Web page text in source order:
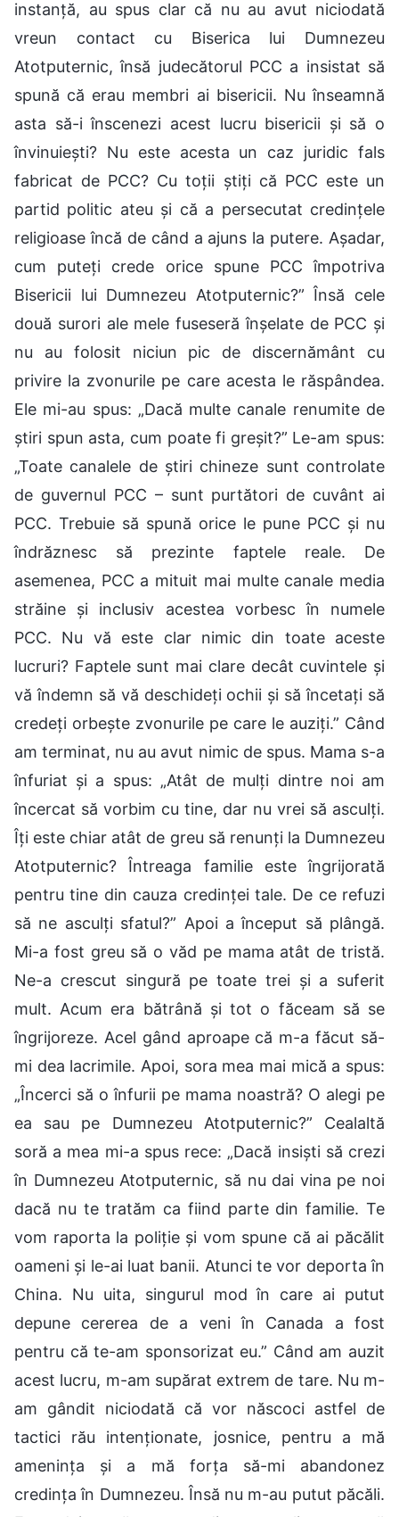
instanță, au spus clar că nu au avut niciodată
vreun contact cu Biserica lui Dumnezeu
Atotputernic, însă judecătorul PCC a insistat să
spună că erau membri ai bisericii. Nu înseamnă
asta să-i înscenezi acest lucru bisericii și să o
învinuiești? Nu este acesta un caz juridic fals
fabricat de PCC? Cu toții știți că PCC este un
partid politic ateu și că a persecutat credințele
religioase încă de când a ajuns la putere. Așadar,
cum puteți crede orice spune PCC împotriva
Bisericii lui Dumnezeu Atotputernic?” Însă cele
două surori ale mele fuseseră înșelate de PCC și
nu au folosit niciun pic de discernământ cu
privire la zvonurile pe care acesta le răspândea.
Ele mi-au spus: „Dacă multe canale renumite de
știri spun asta, cum poate fi greșit?” Le-am spus:
„Toate canalele de știri chineze sunt controlate
de guvernul PCC – sunt purtători de cuvânt ai
PCC. Trebuie să spună orice le pune PCC și nu
îndrăznesc să prezinte faptele reale. De
asemenea, PCC a mituit mai multe canale media
străine și inclusiv acestea vorbesc în numele
PCC. Nu vă este clar nimic din toate aceste
lucruri? Faptele sunt mai clare decât cuvintele și
vă îndemn să vă deschideți ochii și să încetați să
credeți orbește zvonurile pe care le auziți.” Când
am terminat, nu au avut nimic de spus. Mama s-a
înfuriat și a spus: „Atât de mulți dintre noi am
încercat să vorbim cu tine, dar nu vrei să asculți.
Îți este chiar atât de greu să renunți la Dumnezeu
Atotputernic? Întreaga familie este îngrijorată
pentru tine din cauza credinței tale. De ce refuzi
să ne asculți sfatul?” Apoi a început să plângă.
Mi-a fost greu să o văd pe mama atât de tristă.
Ne-a crescut singură pe toate trei și a suferit
mult. Acum era bătrână și tot o făceam să se
îngrijoreze. Acel gând aproape că m-a făcut să-
mi dea lacrimile. Apoi, sora mea mai mică a spus:
„Încerci să o înfurii pe mama noastră? O alegi pe
ea sau pe Dumnezeu Atotputernic?” Cealaltă
soră a mea mi-a spus rece: „Dacă insiști să crezi
în Dumnezeu Atotputernic, să nu dai vina pe noi
dacă nu te tratăm ca fiind parte din familie. Te
vom raporta la poliție și vom spune că ai păcălit
oameni și le-ai luat banii. Atunci te vor deporta în
China. Nu uita, singurul mod în care ai putut
depune cererea de a veni în Canada a fost
pentru că te-am sponsorizat eu.” Când am auzit
acest lucru, m-am supărat extrem de tare. Nu m-
am gândit niciodată că vor născoci astfel de
tactici rău intenționate, josnice, pentru a mă
amenința și a mă forța să-mi abandonez
credința în Dumnezeu. Însă nu m-au putut păcăli.